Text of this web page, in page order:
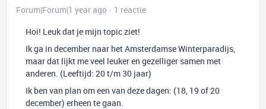
Forum|Forum|1 year ago
1 reactie
Hoi! Leuk dat je mijn topic ziet!
Ik ga in december naar het Amsterdamse Winterparadijs,
maar dat lijkt me veel leuker en gezelliger samen met
anderen. (Leeftijd: 20 t/m 30 jaar)
Ik ben van plan om een van deze dagen: (18, 19 of 20
december) erheen te gaan.